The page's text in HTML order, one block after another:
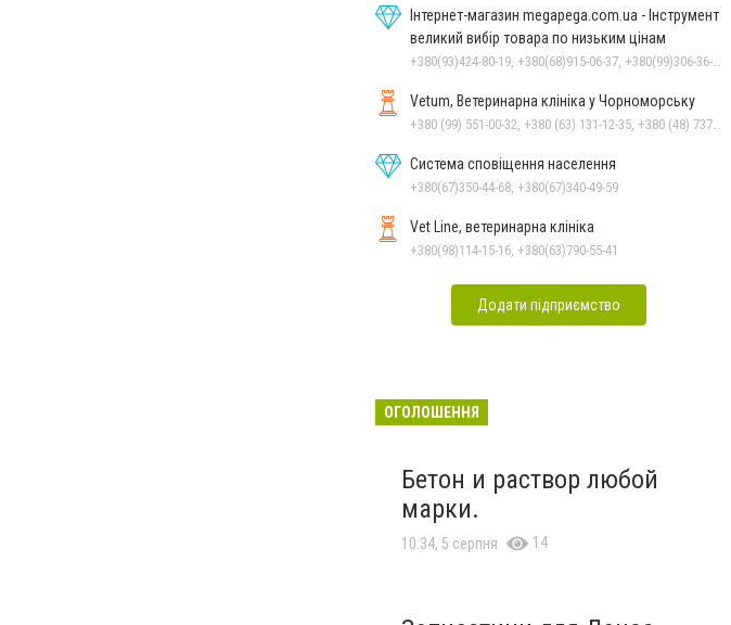
Інтернет-магазин megapega.com.ua - Інструмент
великий вибір товара по низьким цінам
Vetum, Ветеринарна клініка у Чорноморську
Система сповіщення населення
+380(67)350-44-68, +380(67)340-49-59
Vet Line, ветеринарна клініка
+380(98)114-15-16, +380(63)790-55-41
Додати підприємство
ОГОЛОШЕННЯ
Бетон и раствор любой
марки.
10:34, 5 серпня 14